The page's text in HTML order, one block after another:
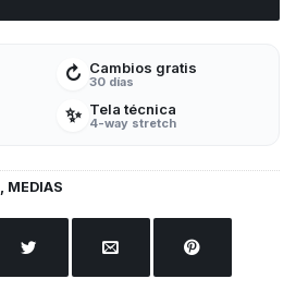
↻ Cambios gratis
30 días
✨ Tela técnica
4-way stretch
, MEDIAS